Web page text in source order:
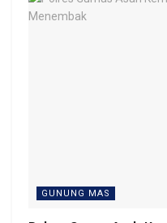
GUNUNG MAS